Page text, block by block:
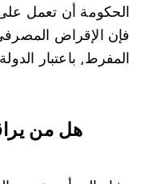
الحكومة أن تعمل
فإن الإقراض
المفرط⸲ باعتبار
هل من